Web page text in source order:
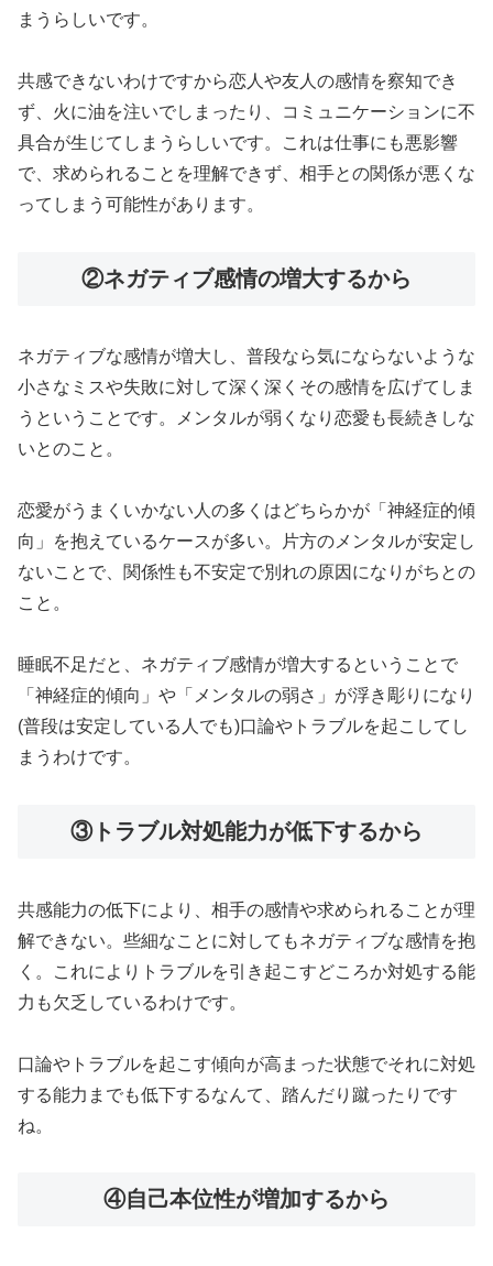
まうらしいです。
共感できないわけですから恋人や友人の感情を察知でき
ず、火に油を注いでしまったり、コミュニケーションに不
具合が生じてしまうらしいです。これは仕事にも悪影響
で、求められることを理解できず、相手との関係が悪くな
ってしまう可能性があります。
②ネガティブ感情の増大するから
ネガティブな感情が増大し、普段なら気にならないような
小さなミスや失敗に対して深く深くその感情を広げてしま
うということです。メンタルが弱くなり恋愛も長続きしな
いとのこと。
恋愛がうまくいかない人の多くはどちらかが「神経症的傾
向」を抱えているケースが多い。片方のメンタルが安定し
ないことで、関係性も不安定で別れの原因になりがちとの
こと。
睡眠不足だと、ネガティブ感情が増大するということで
「神経症的傾向」や「メンタルの弱さ」が浮き彫りになり
(普段は安定している人でも)口論やトラブルを起こしてし
まうわけです。
③トラブル対処能力が低下するから
共感能力の低下により、相手の感情や求められることが理
解できない。些細なことに対してもネガティブな感情を抱
く。これによりトラブルを引き起こすどころか対処する能
力も欠乏しているわけです。
口論やトラブルを起こす傾向が高まった状態でそれに対処
する能力までも低下するなんて、踏んだり蹴ったりです
ね。
④自己本位性が増加するから